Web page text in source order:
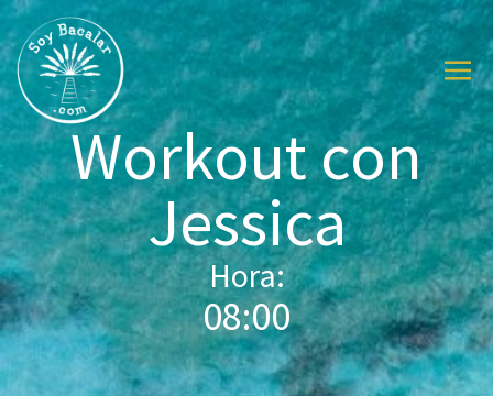
Workout con
Jessica
Hora:
08:00